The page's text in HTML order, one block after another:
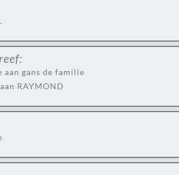
aan gans de familie
RAYMOND